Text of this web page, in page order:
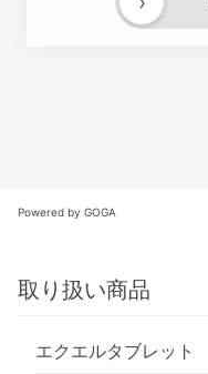
Powered by GOGA
取り扱い商品
エクエルタブレット